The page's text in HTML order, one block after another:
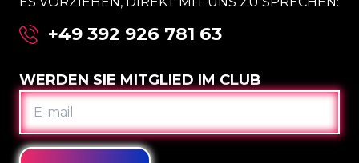
+49 392 926 781 63
WERDEN SIE MITGLIED IM CLUB
E-
MAIL